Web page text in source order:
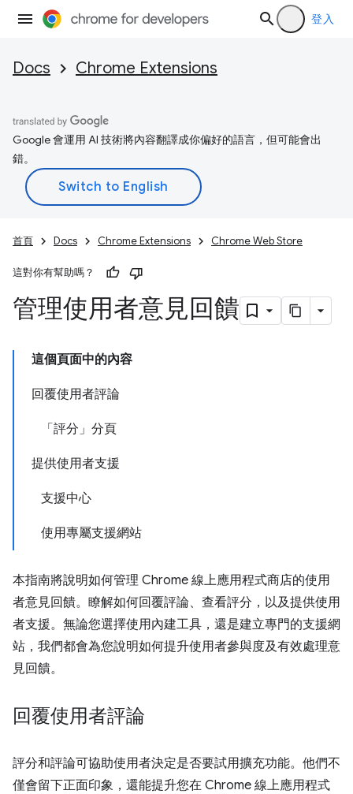
登入
Docs Chrome Extensions
Google 會運用 AI 技術將內容翻譯成你偏好的語言，但可能會出
錯。
首頁 Docs Chrome Extensions Chrome Web Store
這對你有幫助嗎？
管理使用者意見回饋
這個頁面中的內容
回覆使用者評論
「評分」分頁
提供使用者支援
支援中心
使用專屬支援網站
本指南將說明如何管理 Chrome 線上應用程式商店的使用
者意見回饋。瞭解如何回覆評論、查看評分，以及提供使用
者支援。無論您選擇使用內建工具，還是建立專門的支援網
站，我們都會為您說明如何提升使用者參與度及有效處理意
見回饋。
回覆使用者評論
評分和評論可協助使用者決定是否要試用擴充功能。他們不
僅會留下正面印象，還能提升您在 Chrome 線上應用程式